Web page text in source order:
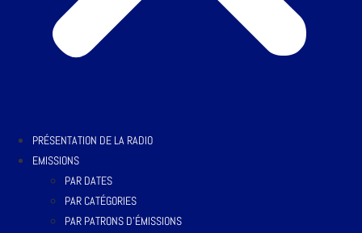
PRÉSENTATION DE LA RADIO
EMISSIONS
PAR DATES
PAR CATÉGORIES
PAR PATRONS D’ÉMISSIONS